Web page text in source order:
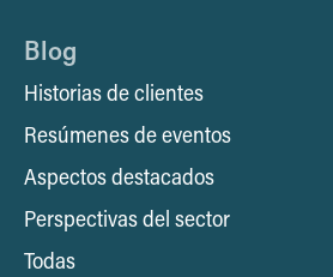
Blog
Historias de clientes
Resúmenes de eventos
Aspectos destacados
Perspectivas del sector
Todas